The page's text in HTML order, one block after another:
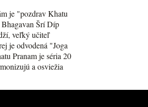
je "pozdrav Khatu
Šrí Díp
veľký učiteľ
je odvodená "Joga
Pranam je séria 20
a osviežia